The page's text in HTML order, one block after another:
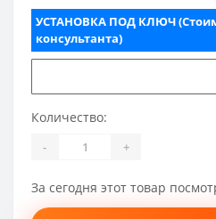
УСТАНОВКА ПОД КЛЮЧ
консультанта)
Количество:
- +
За сегодня этот товар